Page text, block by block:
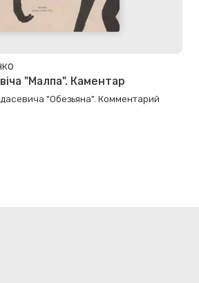
"Малпа". Каментар
"Обезьяна". Комментарий